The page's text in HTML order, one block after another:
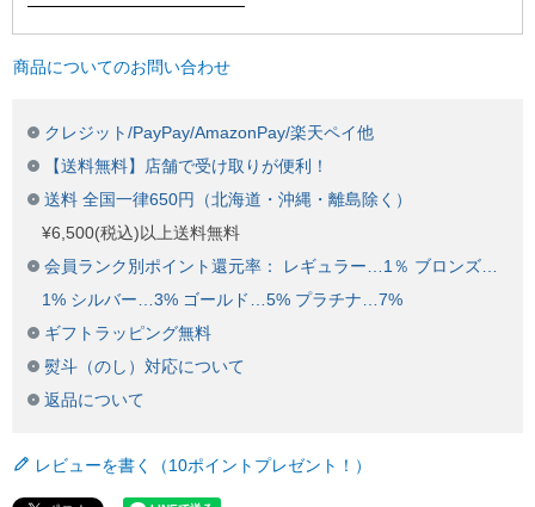
商品についてのお問い合わせ
クレジット/PayPay/AmazonPay/楽天ペイ他
【送料無料】店舗で受け取りが便利！
送料 全国一律650円（北海道・沖縄・離島除く）
¥6,500(税込)以上送料無料
会員ランク別ポイント還元率： レギュラー…1％ ブロンズ…
1% シルバー…3% ゴールド…5% プラチナ…7%
ギフトラッピング無料
熨斗（のし）対応について
返品について
レビューを書く（10ポイントプレゼント！）